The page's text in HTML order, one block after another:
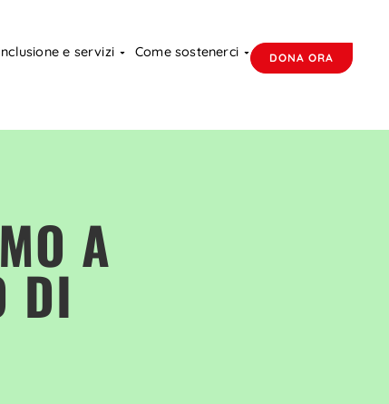
e servizi Come sostenerci DONA ORA
A
DI